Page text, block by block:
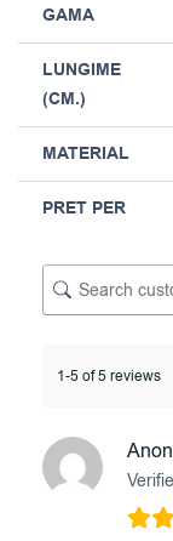
GAMA
LUNGIME
(CM.)
MATERIAL
PRET PER
1-5 of 5 reviews